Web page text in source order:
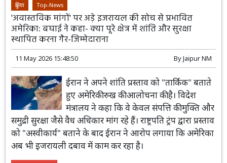
दुनिया Top-News
'अवास्तविक मांगों' पर अड़े इजरायल की सोच से प्रभावित
अमेरिका: बघाई ने कहा- क्या पूरे क्षेत्र में शांति और सुरक्षा
स्थापित करना गैर-जिम्मेदाराना
11 May 2026 15:48:50 ByJaipur NM
ईरान ने अपने शांति प्रस्ताव को "तार्किक" बताते
हुए अमेरिकी रुख की आलोचना की है। विदेश
मंत्रालय ने कहा कि वे केवल संपत्ति की मुक्ति और
समुद्री सुरक्षा जैसे वैध अधिकार मांग रहे हैं। राष्ट्रपति ट्रंप द्वारा प्रस्ताव
को "अस्वीकार्य" बताने के बाद ईरान ने आरोप लगाया कि अमेरिका
अब भी इजरायली दबाव में काम कर रहा है।